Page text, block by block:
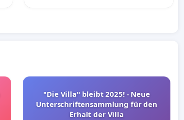
"Die Villa" bleibt 2025! - Neue
Unterschriftensammlung für den
Erhalt der Villa